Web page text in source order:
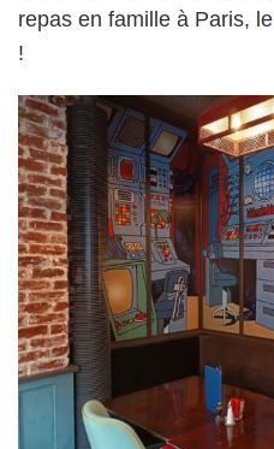
repas en famille à Paris, le
!